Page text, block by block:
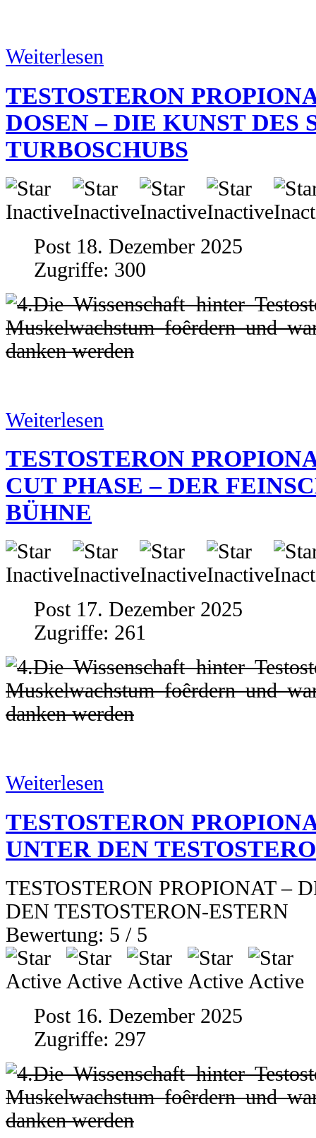
Weiterlesen
TESTOSTERON
DOSEN – DIE KUNST DES
TURBOSCHUBS
Post 18. Dezember 2025
Zugriffe: 300
Weiterlesen
TESTOSTERON
CUT PHASE – DER
BÜHNE
Post 17. Dezember 2025
Zugriffe: 261
Weiterlesen
TESTOSTERON
UNTER DEN
TESTOSTERON PROPIONAT –
DEN TESTOSTERON-ESTERN
Bewertung: 5 / 5
Post 16. Dezember 2025
Zugriffe: 297